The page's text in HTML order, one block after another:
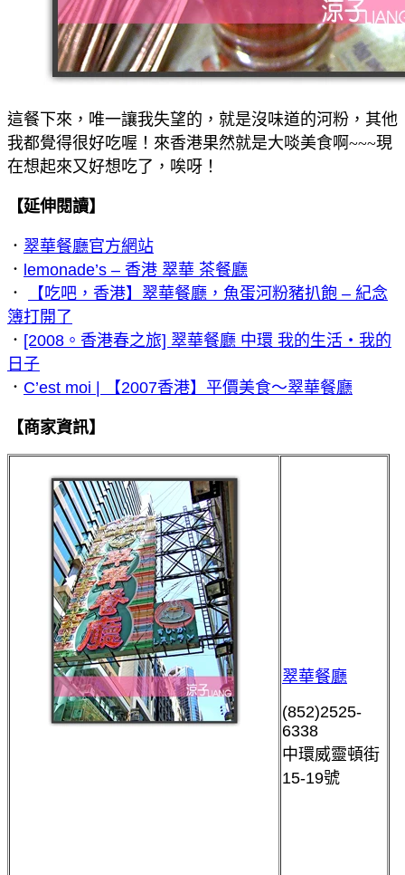
這餐下來，唯一讓我失望的，就是沒味道的河粉，其他
我都覺得很好吃喔！來香港果然就是大啖美食啊~~~現
在想起來又好想吃了，唉呀！
【延伸閱讀】
． 翠華餐廳官方網站
． lemonade’s – 香港 翠華 茶餐廳
．
【吃吧，香港】翠華餐廳，魚蛋河粉豬扒飽 – 紀念
簿打開了
． [2008。香港春之旅] 翠華餐廳 中環 我的生活‧我的
日子
． C’est moi | 【2007香港】平價美食～翠華餐廳
【商家資訊】
翠華餐廳
(852)2525-
6338
中環威靈頓街
15-19號